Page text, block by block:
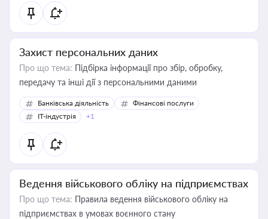
Захист персональних даних
Про що тема: Підбірка інформації про збір, обробку,
передачу та інші дії з персональними даними
Банківська діяльність
Фінансові послуги
IT-індустрія
+1
Ведення військового обліку на підприємствах
Про що тема: Правила ведення військового обліку на
підприємствах в умовах воєнного стану